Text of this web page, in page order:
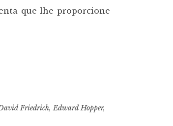
que lhe proporcione
Friedrich,Edward Hopper,